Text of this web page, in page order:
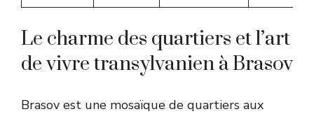
Le charme des quartiers et l’art
de vivre transylvanien à Brasov
Brasov est une mosaïque de quartiers aux